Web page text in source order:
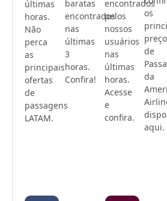
últimas
horas.
Não
perca
as
principais
ofertas
de
passagens
LATAM.
baratas
encontrados
nas
últimas
3
horas.
Confira!
encontrados
pelos
nossos
usuários
nas
últimas
horas.
Acesse
e
confira.
os
de
da
aqui.